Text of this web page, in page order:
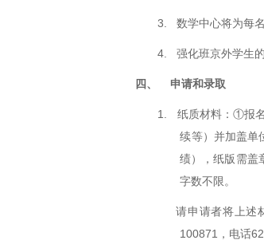
3. 数学中心将为每
4. 强化班京外学生的
四、 申请和录取
1. 纸质材料：①报
续等）并加盖单
绩），纸版需盖
字数不限。
请申请者将上述
100871，电话